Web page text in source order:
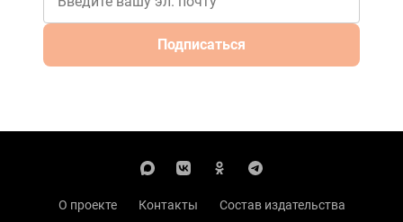
Подписаться
О проекте Контакты
Состав издательства